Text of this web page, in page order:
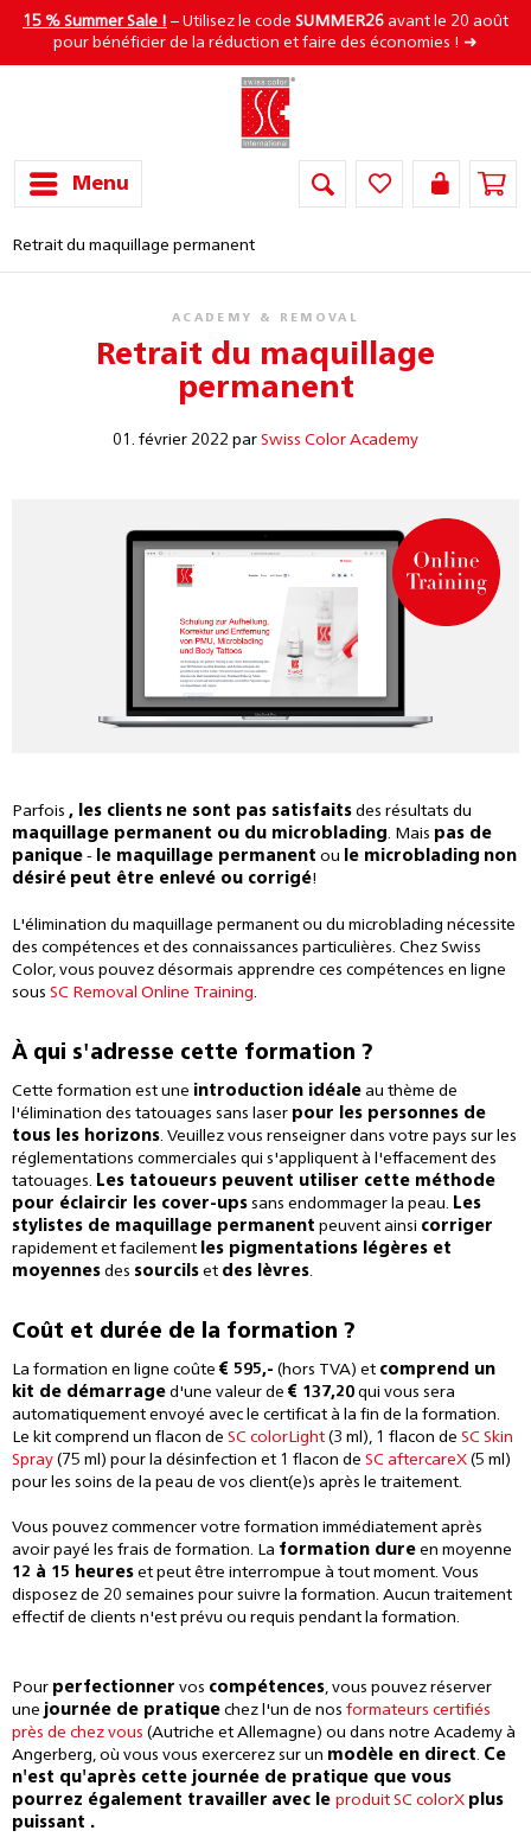
15 % Summer Sale ! – Utilisez le code SUMMER26 avant le 20 août
pour bénéficier de la réduction et faire des économies ! ➜
Menu
Retrait du maquillage permanent
ACADEMY & REMOVAL
Retrait du maquillage
permanent
01. février 2022 par Swiss Color Academy
Parfois , les clients ne sont pas satisfaits des résultats du
maquillage permanent ou du microblading. Mais pas de
panique - le maquillage permanent ou le microblading non
désiré peut être enlevé ou corrigé!
L'élimination du maquillage permanent ou du microblading nécessite
des compétences et des connaissances particulières. Chez Swiss
Color, vous pouvez désormais apprendre ces compétences en ligne
sous SC Removal Online Training.
À qui s'adresse cette formation ?
Cette formation est une introduction idéale au thème de
l'élimination des tatouages sans laser pour les personnes de
tous les horizons. Veuillez vous renseigner dans votre pays sur les
réglementations commerciales qui s'appliquent à l'effacement des
tatouages. Les tatoueurs peuvent utiliser cette méthode
pour éclaircir les cover-ups sans endommager la peau. Les
stylistes de maquillage permanent peuvent ainsi corriger
rapidement et facilement les pigmentations légères et
moyennes des sourcils et des lèvres.
Coût et durée de la formation ?
La formation en ligne coûte € 595,- (hors TVA) et comprend un
kit de démarrage d'une valeur de € 137,20 qui vous sera
automatiquement envoyé avec le certificat à la fin de la formation.
Le kit comprend un flacon de SC colorLight (3 ml), 1 flacon de SC Skin
Spray (75 ml) pour la désinfection et 1 flacon de SC aftercareX (5 ml)
pour les soins de la peau de vos client(e)s après le traitement.
Vous pouvez commencer votre formation immédiatement après
avoir payé les frais de formation. La formation dure en moyenne
12 à 15 heures et peut être interrompue à tout moment. Vous
disposez de 20 semaines pour suivre la formation. Aucun traitement
effectif de clients n'est prévu ou requis pendant la formation.
Pour perfectionner vos compétences, vous pouvez réserver
une journée de pratique chez l'un de nos formateurs certifiés
près de chez vous (Autriche et Allemagne) ou dans notre Academy à
Angerberg, où vous vous exercerez sur un modèle en direct. Ce
n'est qu'après cette journée de pratique que vous
pourrez également travailler avec le produit SC colorX plus
puissant .